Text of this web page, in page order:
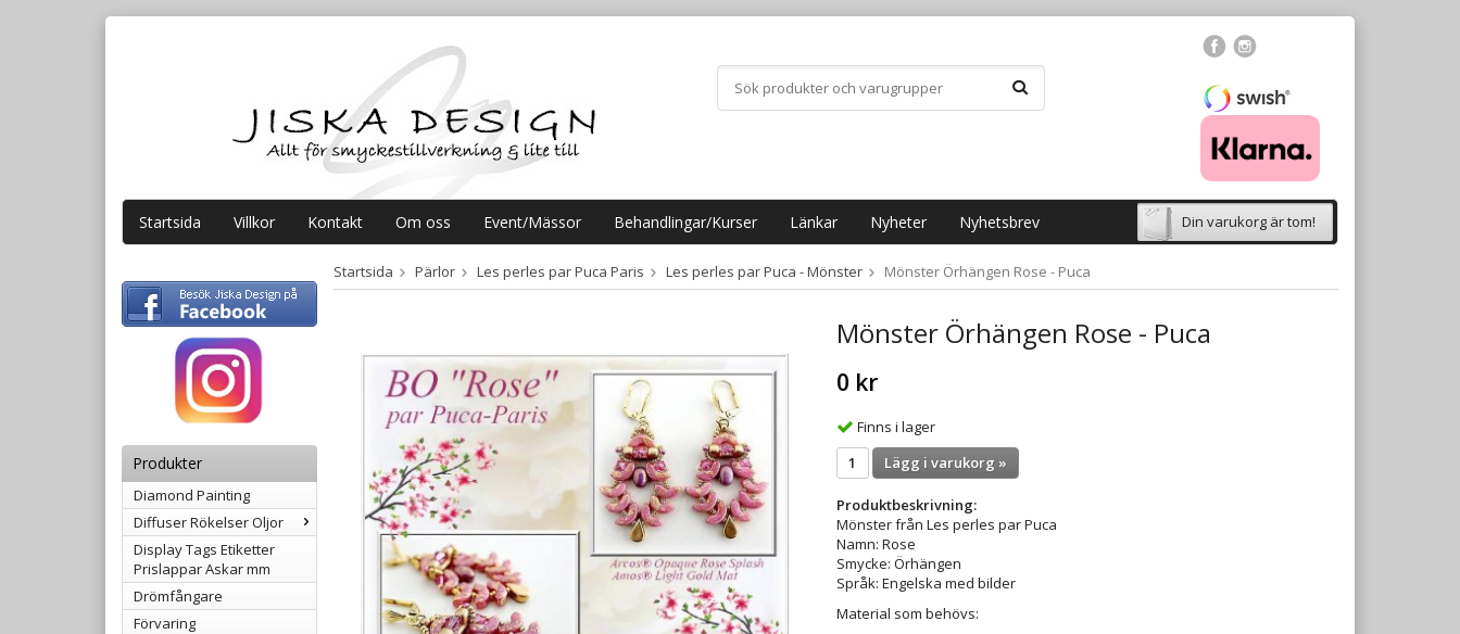
Startsida Villkor Kontakt Om oss Event/Mässor Behandlingar/Kurser Länkar Nyheter Nyhetsbrev Din varukorg är tom!
Produkter
Diamond Painting
Diffuser Rökelser Oljor
Display Tags Etiketter
Prislappar Askar mm
Drömfångare
Förvaring
Startsida Pärlor Les perles par Puca Paris Les perles par Puca - Mönster Mönster Örhängen Rose - Puca
Mönster Örhängen Rose - Puca
0 kr
Finns i lager
Lägg i varukorg »
Produktbeskrivning:
Mönster från Les perles par Puca
Namn: Rose
Smycke: Örhängen
Språk: Engelska med bilder
Material som behövs: